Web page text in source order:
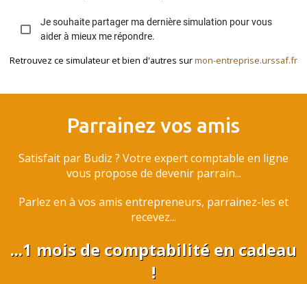
Retrouvez ce simulateur et bien d'autres surmon-entreprise.urssaf.fr
Parrainez vos amis
Satisfait par Budiz ? Votre expert comptable en ligne
vous propose de devenir parrain...
Parlez en à vos amis entrepreneurs, parrainez-les et
recevez...
...1 mois de comptabilité en cadeau
!